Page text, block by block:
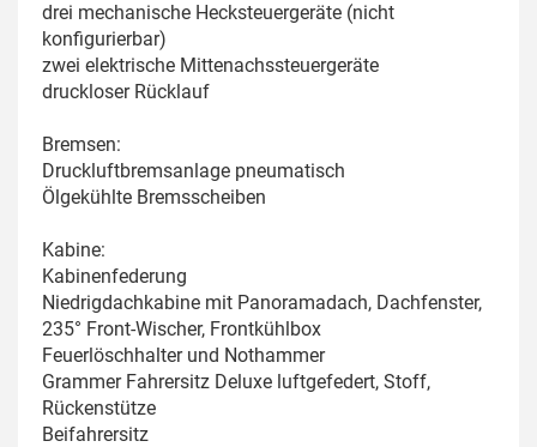
drei mechanische Hecksteuergeräte (nicht
konfigurierbar)
zwei elektrische Mittenachssteuergeräte
druckloser Rücklauf
Bremsen:
Druckluftbremsanlage pneumatisch
Ölgekühlte Bremsscheiben
Kabine:
Kabinenfederung
Niedrigdachkabine mit Panoramadach, Dachfenster,
235° Front-Wischer, Frontkühlbox
Feuerlöschhalter und Nothammer
Grammer Fahrersitz Deluxe luftgefedert, Stoff,
Rückenstütze
Beifahrersitz